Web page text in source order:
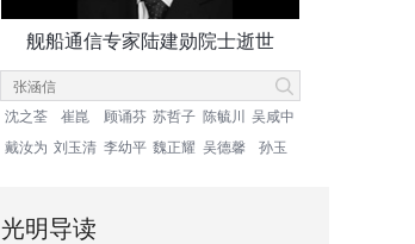
舰船通信专家陆建勋院士逝世
沈之荃 崔崑 顾诵芬 苏哲子 陈毓川
吴咸中
戴汝为 刘玉清 李幼平 魏正耀 吴德馨 孙玉
光明导读